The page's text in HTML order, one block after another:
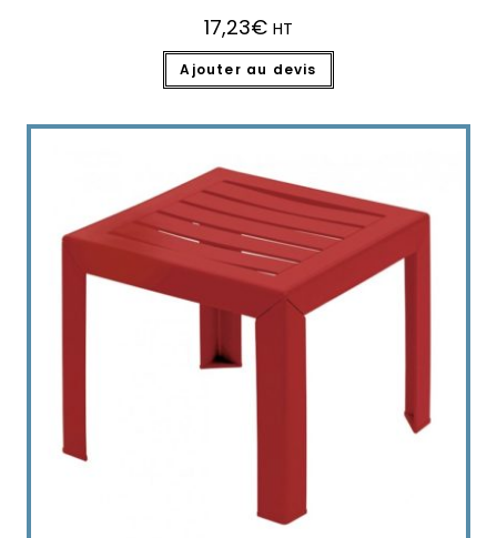
17,23€ HT
Ajouter au devis